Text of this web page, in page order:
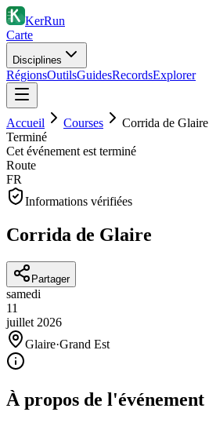
KerRun
Carte
Disciplines
RégionsOutilsGuidesRecordsExplorer
Accueil Courses
Corrida de Glaire
Terminé
Cet événement est terminé
Route
FR
Informations vérifiées
Corrida de Glaire
Partager
samedi
11
juillet 2026
Glaire·Grand Est
À propos de l'événement